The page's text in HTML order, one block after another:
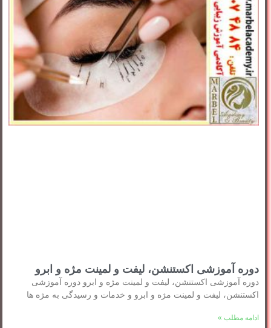
دوره آموزشی اکستنشن، لیفت و لمینت مژه و ابرو
دوره آموزشی اکستنشن، لیفت و لمینت مژه و ابرو دوره آموزشی
اکستنشن، لیفت و لمینت مژه و ابرو و خدمات و رسیدگی به مژه ها
ادامه مطلب »